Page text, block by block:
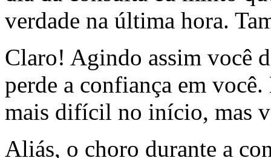
verdade na última hora.
Claro! Agindo assim você
perde a confiança em
mais difícil no início, mas
Aliás, o choro durante a